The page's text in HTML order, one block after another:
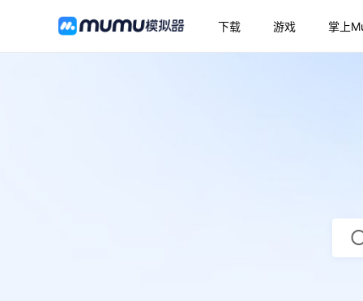
下载 游戏 掌上